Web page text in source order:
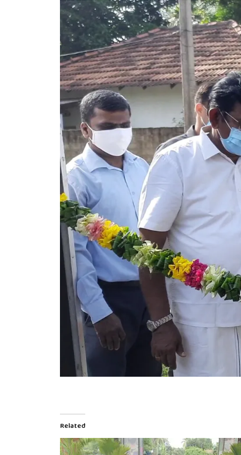
Related